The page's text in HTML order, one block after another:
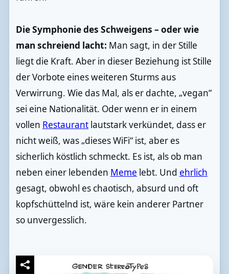
Die Symphonie des Schweigens – oder wie
man schreiend lacht: Man sagt, in der Stille
liegt die Kraft. Aber in dieser Beziehung ist Stille
der Vorbote eines weiteren Sturms aus
Verwirrung. Wie das Mal, als er dachte, „vegan“
sei eine Nationalität. Oder wenn er in einem
vollen Restaurantlautstark verkündet, dass er
nicht weiß, was „dieses WiFi“ ist, aber es
sicherlich köstlich schmeckt. Es ist, als ob man
neben einer lebenden Meme lebt. Und ehrlich
gesagt, obwohl es chaotisch, absurd und oft
kopfschüttelnd ist, wäre kein anderer Partner
so unvergesslich.